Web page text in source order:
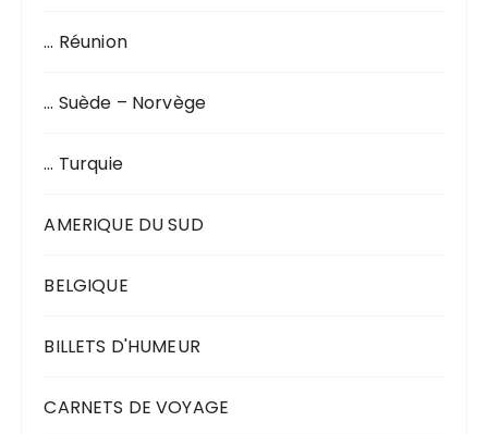
… Réunion
… Suède – Norvège
… Turquie
AMERIQUE DU SUD
BELGIQUE
BILLETS D'HUMEUR
CARNETS DE VOYAGE